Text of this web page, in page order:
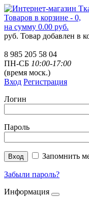
Товаров в корзине - 0,
на сумму 0.00 руб.
руб. Товар добавлен в
8 985 205 58 04
ПН-СБ 10:00-17:00
(время моск.)
Вход Регистрация
Логин
Пароль
Запомнить
Забыли пароль?
Информация